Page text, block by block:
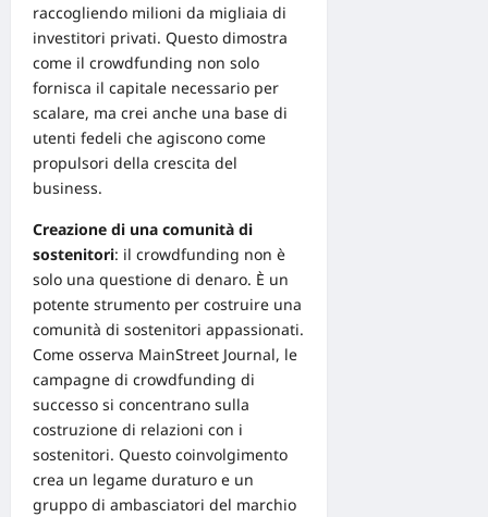
raccogliendo milioni da migliaia di
investitori privati. Questo dimostra
come il crowdfunding non solo
fornisca il capitale necessario per
scalare, ma crei anche una base di
utenti fedeli che agiscono come
propulsori della crescita del
business.
Creazione di una comunità di
sostenitori: il crowdfunding non è
solo una questione di denaro. È un
potente strumento per costruire una
comunità di sostenitori appassionati.
Come osserva MainStreet Journal, le
campagne di crowdfunding di
successo si concentrano sulla
costruzione di relazioni con i
sostenitori. Questo coinvolgimento
crea un legame duraturo e un
gruppo di ambasciatori del marchio